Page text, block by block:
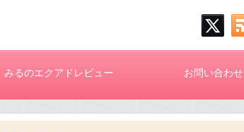
みるのエクアドレビュー お問い合わせ